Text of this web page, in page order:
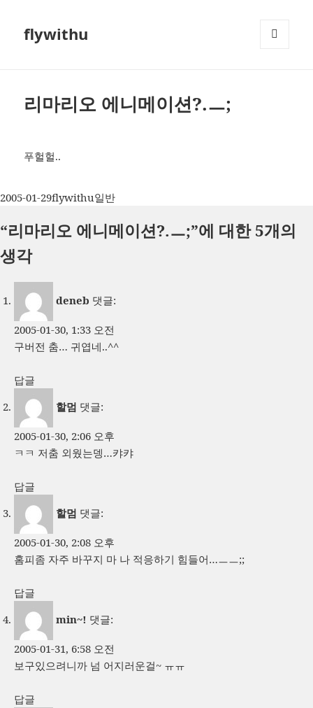
flywithu
리마리오 에니메이션?.ㅡ;
푸헐헐..
작
일
자
2005-01-29글
이
flywithu카
고
일반
“리마리오 에니메이션?.ㅡ;”에 대한 5개의
생각
deneb 댓글:
2005-01-30, 1:33 오전
구버전 춤… 귀엽네..^^
답글
할멈 댓글:
2005-01-30, 2:06 오후
ㅋㅋ 저춤 외웠는뎅…캬캬
답글
할멈 댓글:
2005-01-30, 2:08 오후
홈피좀 자주 바꾸지 마 나 적응하기 힘들어…ㅡㅡ;;
답글
min~! 댓글:
2005-01-31, 6:58 오전
보구있으려니까 넘 어지러운걸~ ㅠㅠ
답글